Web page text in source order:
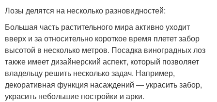
Лозы делятся на несколько разновидностей:
Большая часть растительного мира активно уходит
вверх и за относительно короткое время плетет забор
высотой в несколько метров. Посадка виноградных лоз
также имеет дизайнерский аспект, который позволяет
владельцу решить несколько задач. Например,
декоративная функция насаждений — украсить забор,
украсить небольшие постройки и арки.